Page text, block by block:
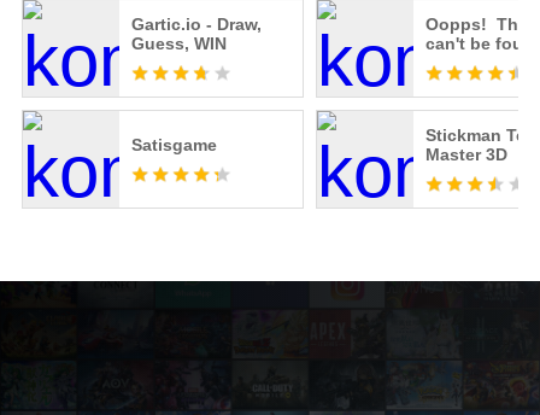
Gartic.io - Draw,
Guess, WIN
Satisgame
Oopps! The
can't be
Stickman
Master 3D